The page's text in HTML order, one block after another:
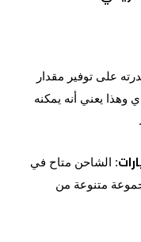
على توفير مقدار
وهذا يعني أنه يمكنه
: الشاحن متاح في
متنوعة من